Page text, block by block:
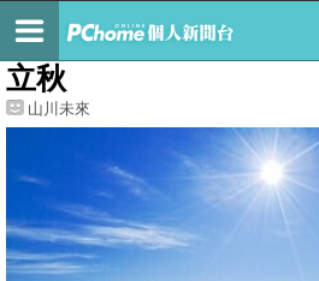
最新文章
立秋
山川未來